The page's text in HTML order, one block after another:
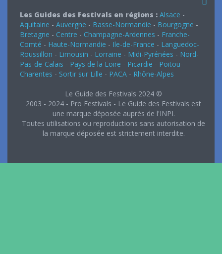
Les Guides des Festivals en régions : Alsace -
Aquitaine - Auvergne - Basse-Normandie - Bourgogne -
Bretagne - Centre - Champagne-Ardennes - Franche-
Comté - Haute-Normandie - Ile-de-France - Languedoc-
Roussillon - Limousin - Lorraine - Midi-Pyrénées - Nord-
Pas-de-Calais - Pays de la Loire - Picardie - Poitou-
Charentes - Sortir sur Lille - PACA - Rhône-Alpes
Le Guide des Festivals 2024 ©
2003 - 2024 - Pro Festivals - Le Guide des Festivals est
une marque déposée auprès de l'INPI.
Toutes utilisations ou reproductions sans autorisation de
la marque déposée est strictement interdite.